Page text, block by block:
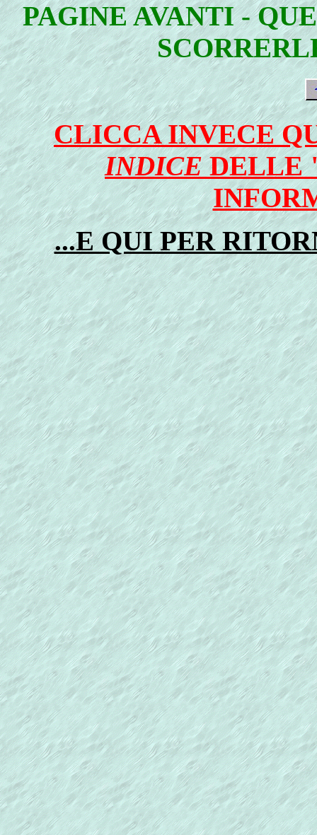
PAGINE AVANTI -
CLICCA INVECE
INDICEDELLE
...E QUI PER